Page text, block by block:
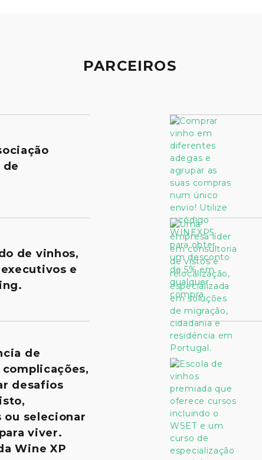
PARCEIROS
de
de vinhos,
e
de
desafios
selecionar
viver.
Wine XP